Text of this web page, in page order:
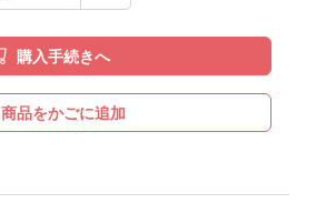
購入手続きへ
商品をかごに追加